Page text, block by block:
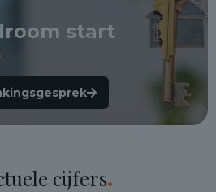
start
.
cijfers.